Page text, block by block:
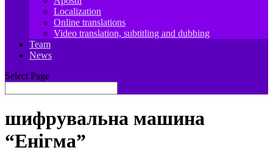
Localization
Online translations
Video translation, subtitling and dubbing
Team
News
Select Page
шифрувальна машина
“Енігма”